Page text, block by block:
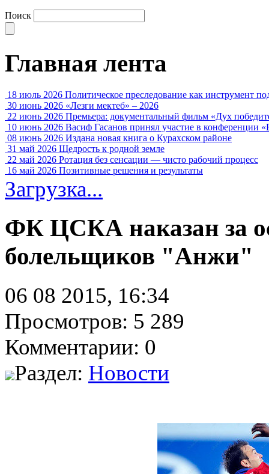
Поиск
Главная лента
18 июль 2026 Политическое преследование как инструмент
30 июнь 2026 «Лезги мектеб» – 2026
22 июнь 2026 Премьера: документальный фильм «Дух
10 июнь 2026 Васиф Гасанов принял участие в конференции
08 июнь 2026 Издана новая книга о Курахском районе
31 май 2026 Щедрость к родной земле
22 май 2026 Ротация без сенсации — чисто рабочий процесс
16 май 2026 Позитивные решения и результаты
Загрузка...
ФК ЦСКА наказан за
болельщиков "Анжи"
06 08 2015, 16:34
Просмотров: 5 289
Комментарии: 0
Раздел: Новости